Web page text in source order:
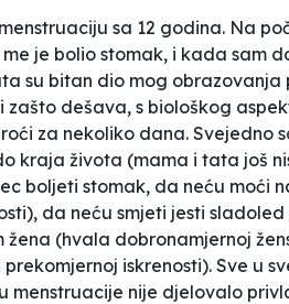
sa 12 godina. Na
je bolio stomak, i kada sam
su bitan dio mog
zašto dešava, s biološkog
za nekoliko dana. Svejedno
kraja života (mama i tata još
boljeti stomak, da neću moći
da neću smjeti jesti
žena (hvala dobronamjernoj
iskrenosti). Sve u
menstruacije nije djelovalo